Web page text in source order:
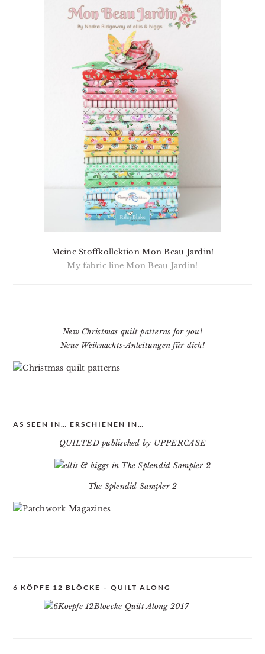
Meine Stoffkollektion Mon Beau Jardin!
My fabric line Mon Beau Jardin!
New Christmas quilt patterns for you!
Neue Weihnachts-Anleitungen für dich!
AS SEEN IN… ERSCHIENEN IN…
QUILTED publisched by UPPERCASE
The Splendid Sampler 2
6 KÖPFE 12 BLÖCKE – QUILT ALONG